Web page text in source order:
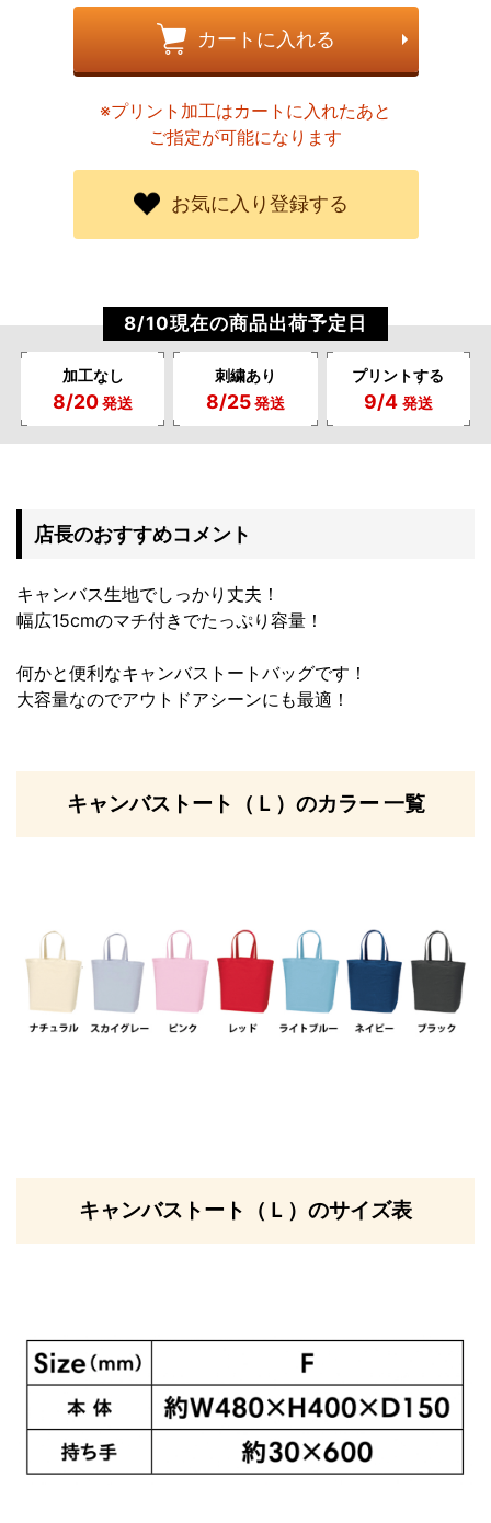
カートに入れる
※プリント加工はカートに入れたあと
ご指定が可能になります
お気に入り登録する
8/10現在の商品出荷予定日
加工なし
8/20 発送
刺繍あり
8/25 発送
プリントする
9/4 発送
店長のおすすめコメント
キャンバス生地でしっかり丈夫！
幅広15cmのマチ付きでたっぷり容量！
何かと便利なキャンバストートバッグです！
大容量なのでアウトドアシーンにも最適！
キャンバストート（Ｌ）のカラー 一覧
キャンバストート（Ｌ）のサイズ表